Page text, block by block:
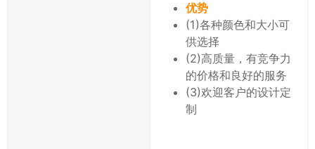
优势
(1)各种颜色和大小可
供选择
(2)高质量，有竞争力
的价格和良好的服务
(3)欢迎客户的设计定
制